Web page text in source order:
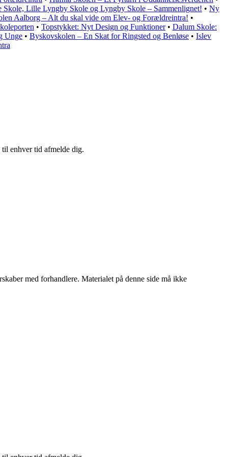
Lille Lyngby Skole og Lyngby Skole – Sammenlignet! • Ny
Aalborg – Alt du skal vide om Elev- og Forældreintra! •
• Topstykket: Nyt Design og Funktioner• Dalum Skole:
Unge • Byskovskolen – En Skat for Ringsted og Benløse • Islev
enhver tid afmelde dig.
med forhandlere. Materialet på denne side må ikke